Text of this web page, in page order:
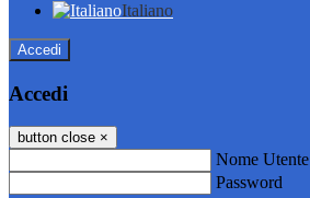
Italiano
Accedi
Accedi
button close ×
Nome Utente
Password